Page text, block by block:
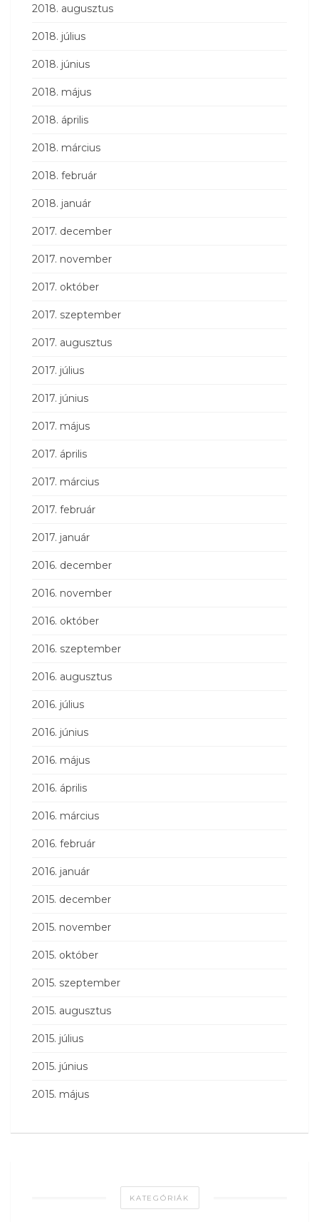
2018. augusztus
2018. július
2018. június
2018. május
2018. április
2018. március
2018. február
2018. január
2017. december
2017. november
2017. október
2017. szeptember
2017. augusztus
2017. július
2017. június
2017. május
2017. április
2017. március
2017. február
2017. január
2016. december
2016. november
2016. október
2016. szeptember
2016. augusztus
2016. július
2016. június
2016. május
2016. április
2016. március
2016. február
2016. január
2015. december
2015. november
2015. október
2015. szeptember
2015. augusztus
2015. július
2015. június
2015. május
KATEGÓRIÁK